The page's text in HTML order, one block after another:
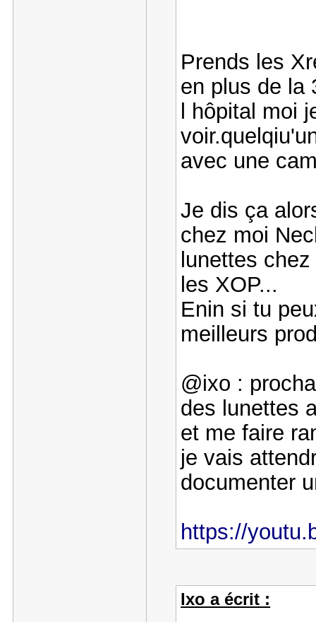
Prends les
en plus de la
l hôpital moi
avec une
Je dis ça
chez moi
lunettes
les XOP...
Enin si tu
meilleurs
@ixo :
des lunettes
et me faire
je vais
documenter
https://
Ixo a écrit :